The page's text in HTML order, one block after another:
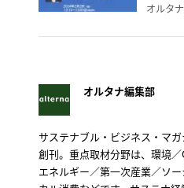
オルタ
オルタナ編集部
サステナブル・ビジネス・マ
創刊。重点取材分野は、環境
エネルギー／第一次産業／ソ